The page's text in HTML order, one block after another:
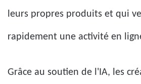
leurs propres produits et qui
rapidement une activité en
Grâce au soutien de l'IA, les